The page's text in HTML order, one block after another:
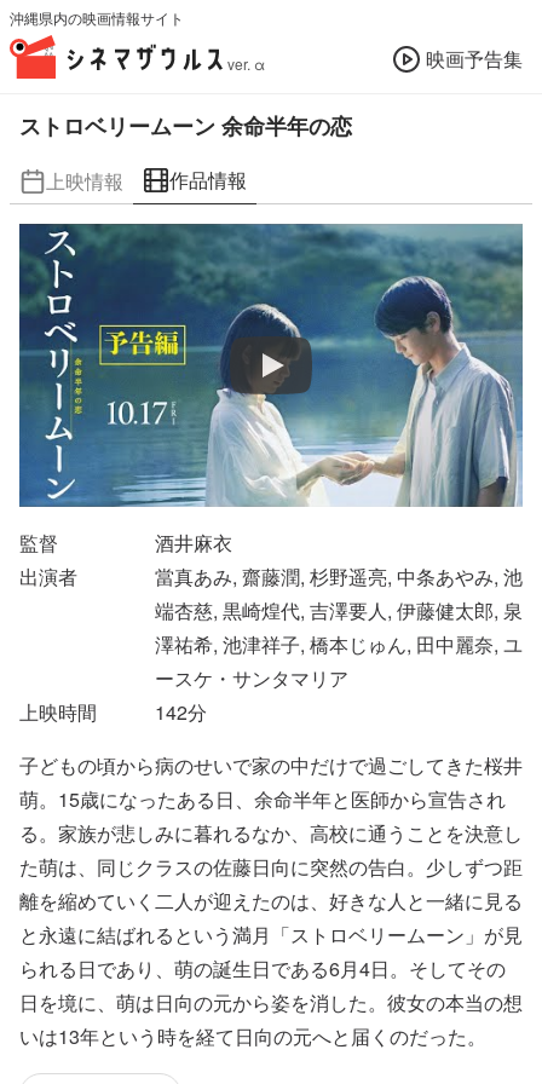
沖縄県内の映画情報サイト
ver. α 映画予告集
ストロベリームーン 余命半年の恋
上映情報 作品情報
監督
酒井麻衣
出演者
當真あみ, 齋藤潤, 杉野遥亮, 中条あやみ, 池
端杏慈, 黒崎煌代, 吉澤要人, 伊藤健太郎, 泉
澤祐希, 池津祥子, 橋本じゅん, 田中麗奈, ユ
ースケ・サンタマリア
上映時間
142分
子どもの頃から病のせいで家の中だけで過ごしてきた桜井
萌。15歳になったある日、余命半年と医師から宣告され
る。家族が悲しみに暮れるなか、高校に通うことを決意し
た萌は、同じクラスの佐藤日向に突然の告白。少しずつ距
離を縮めていく二人が迎えたのは、好きな人と一緒に見る
と永遠に結ばれるという満月「ストロベリームーン」が見
られる日であり、萌の誕生日である6月4日。そしてその
日を境に、萌は日向の元から姿を消した。彼女の本当の想
いは13年という時を経て日向の元へと届くのだった。